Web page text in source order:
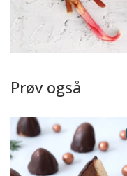
Prøv også